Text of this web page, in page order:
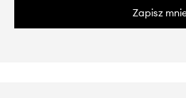
Zapisz